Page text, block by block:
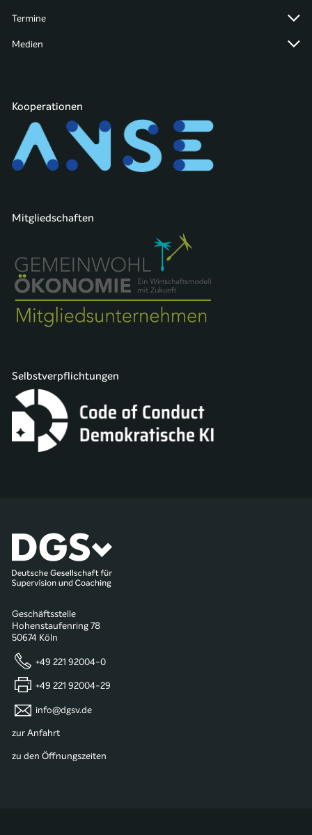
Termine
Medien
Kooperationen
Mitgliedschaften
Selbstverpflichtungen
Geschäftsstelle
Hohenstaufenring 78
50674 Köln
+49 221 92004-0
+49 221 92004-29
info@dgsv.de
zur Anfahrt
zu den Öffnungszeiten